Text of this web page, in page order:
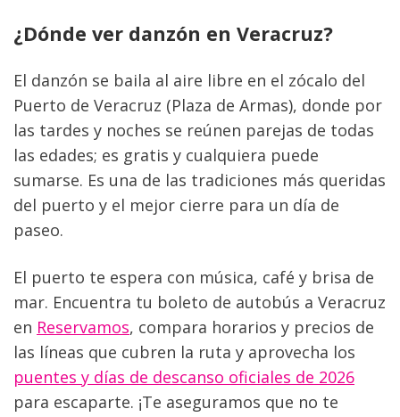
¿Dónde ver danzón en Veracruz?
El danzón se baila al aire libre en el zócalo del
Puerto de Veracruz (Plaza de Armas), donde por
las tardes y noches se reúnen parejas de todas
las edades; es gratis y cualquiera puede
sumarse. Es una de las tradiciones más queridas
del puerto y el mejor cierre para un día de
paseo.
El puerto te espera con música, café y brisa de
mar. Encuentra tu boleto de autobús a Veracruz
en Reservamos, compara horarios y precios de
puentes y días de descanso oficiales de 2026
para escaparte. ¡Te aseguramos que no te